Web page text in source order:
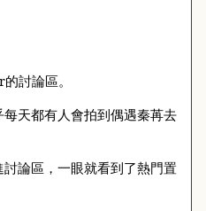
的討論區。
天都有人會拍到偶遇秦苒去
論區，一眼就看到了熱門置